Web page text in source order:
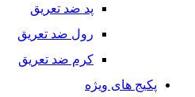
پد ضد تعریق
رول ضد تعریق
کرم ضد تعریق
پکیج های ویژه